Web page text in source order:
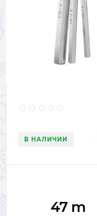
В НАЛИЧИИ
47 m